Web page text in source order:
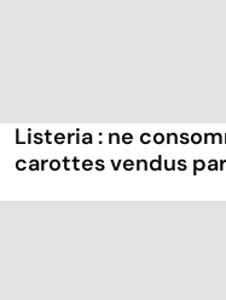
Listeria : ne
carottes vendus